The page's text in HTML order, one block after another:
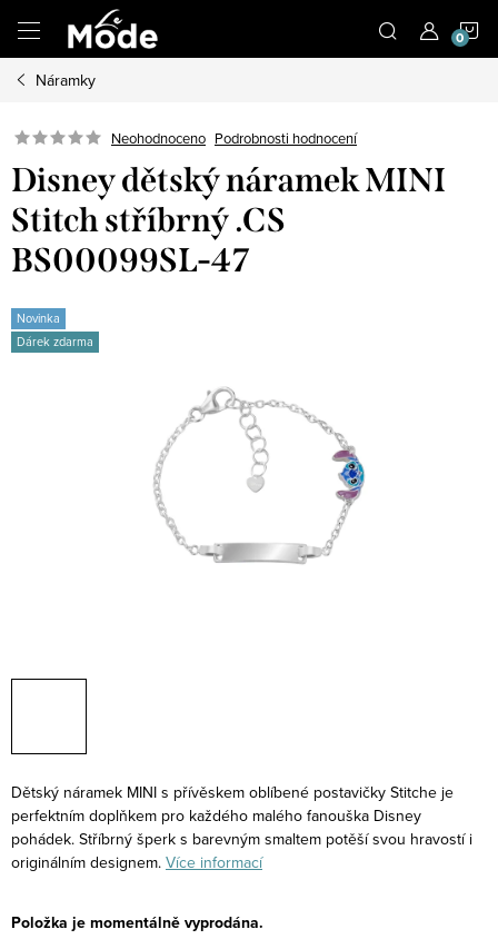
obsah
Náramky
Neohodnoceno Podrobnosti hodnocení
Disney dětský náramek MINI
Stitch stříbrný .CS
BS00099SL-47
Novinka
Dárek zdarma
Dětský náramek MINI s přívěskem oblíbené postavičky Stitche je
perfektním doplňkem pro každého malého fanouška Disney
pohádek. Stříbrný šperk s barevným smaltem potěší svou hravostí i
originálním designem. Více informací
Položka je momentálně vyprodána.